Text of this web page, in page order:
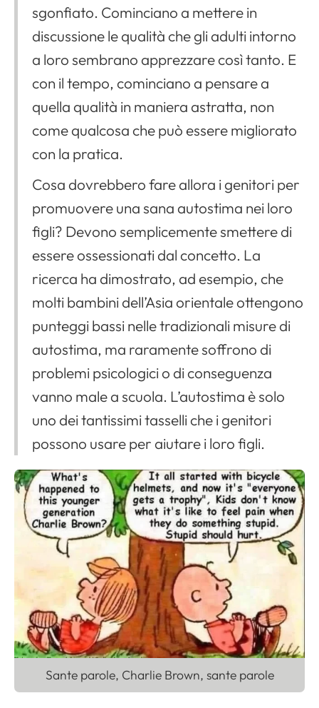
sgonfiato. Cominciano a mettere in
discussione le qualità che gli adulti intorno
a loro sembrano apprezzare così tanto. E
con il tempo, cominciano a pensare a
quella qualità in maniera astratta, non
come qualcosa che può essere migliorato
con la pratica.
Cosa dovrebbero fare allora i genitori per
promuovere una sana autostima nei loro
figli? Devono semplicemente smettere di
essere ossessionati dal concetto. La
ricerca ha dimostrato, ad esempio, che
molti bambini dell’Asia orientale ottengono
punteggi bassi nelle tradizionali misure di
autostima, ma raramente soffrono di
problemi psicologici o di conseguenza
vanno male a scuola. L’autostima è solo
uno dei tantissimi tasselli che i genitori
possono usare per aiutare i loro figli.
Sante parole, Charlie Brown, sante parole